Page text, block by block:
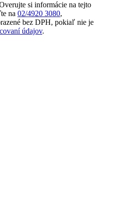
si informácie na tejto
na 02/4920 3080,
bez DPH, pokiaľ nie je
údajov.